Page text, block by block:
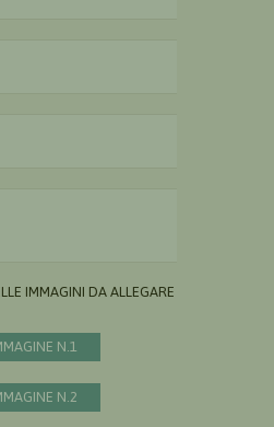
IMMAGINI DA ALLEGARE AL
N.1
N.2